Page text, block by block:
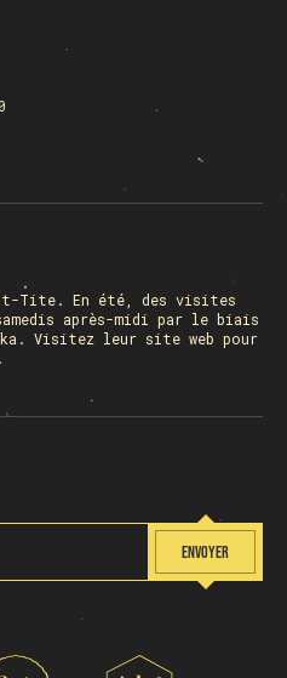
Tite. En été, des visites
après-midi par le biais
Visitez leur site web pour
ENVOYER